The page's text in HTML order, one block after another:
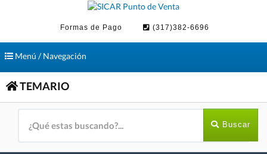
Formas de Pago (317)382-6696
ToggleMenú / Navegación
TEMARIO
Buscar